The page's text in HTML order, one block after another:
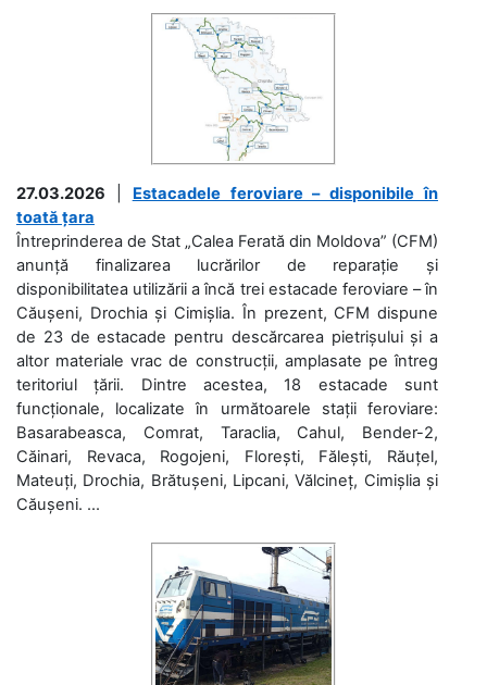
27.03.2026
Estacadele feroviare – disponibile în
toată țara
Întreprinderea de Stat „Calea Ferată din Moldova” (CFM)
anunță finalizarea lucrărilor de reparație și
disponibilitatea utilizării a încă trei estacade feroviare – în
Căușeni, Drochia și Cimișlia. În prezent, CFM dispune
de 23 de estacade pentru descărcarea pietrișului și a
altor materiale vrac de construcții, amplasate pe întreg
teritoriul țării. Dintre acestea, 18 estacade sunt
funcționale, localizate în următoarele stații feroviare:
Basarabeasca, Comrat, Taraclia, Cahul, Bender-2,
Căinari, Revaca, Rogojeni, Florești, Fălești, Răuțel,
Mateuți, Drochia, Brătușeni, Lipcani, Vălcineț, Cimișlia și
Căușeni. ...